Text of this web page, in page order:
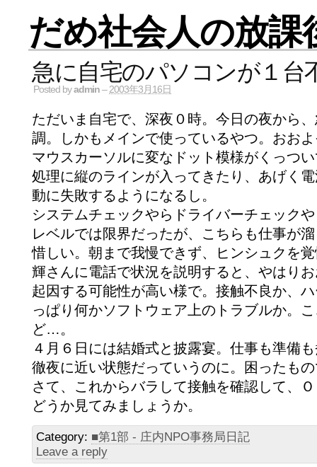
だめ社会人の放課
急に自宅のパソコンが１台
Posted byadmin –2003年3月16日
ただいま自宅で、深夜０時。今日の夜から
調。しかもメインで使っているやつ。おお
マウスカーソルに変なドット模様がくっつ
処理に縦のラインが入ってきたり、あげく
動に失敗するようになるし。
システムチェックやらドライバーチェック
レベルでは限界だったが、こちらも仕事が
惜しい。朝まで我慢できず、ヒンシュクを
輝さんに電話で状況を説明すると、やはり
起因する可能性が高い様で。接触不良か、
っぱり何かソフトウェア上のトラブルか。
ど…。
４月６日には結婚式と披露宴。仕事も準備
徹夜に近い状態だっていうのに。困ったも
さて、これからバラして接触を確認して、
どうか見てみましょうか。
Category: ■第1部 - 庄内NPO事務局日記
Leave a reply